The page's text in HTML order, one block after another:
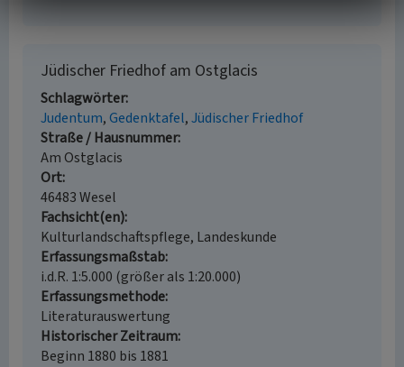
Jüdischer Friedhof am Ostglacis
Schlagwörter
Judentum Gedenktafel Jüdischer Friedhof
Straße / Hausnummer
Am Ostglacis
Ort
46483 Wesel
Fachsicht(en)
Kulturlandschaftspflege, Landeskunde
Erfassungsmaßstab
i.d.R. 1:5.000 (größer als 1:20.000)
Erfassungsmethode
Literaturauswertung
Historischer Zeitraum
Beginn 1880 bis 1881